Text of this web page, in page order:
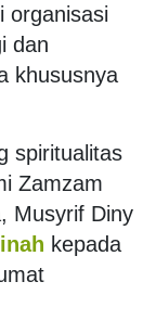
organisasi
dan
khususnya
spiritualitas
Zamzam
Musyrif Diny
kepada